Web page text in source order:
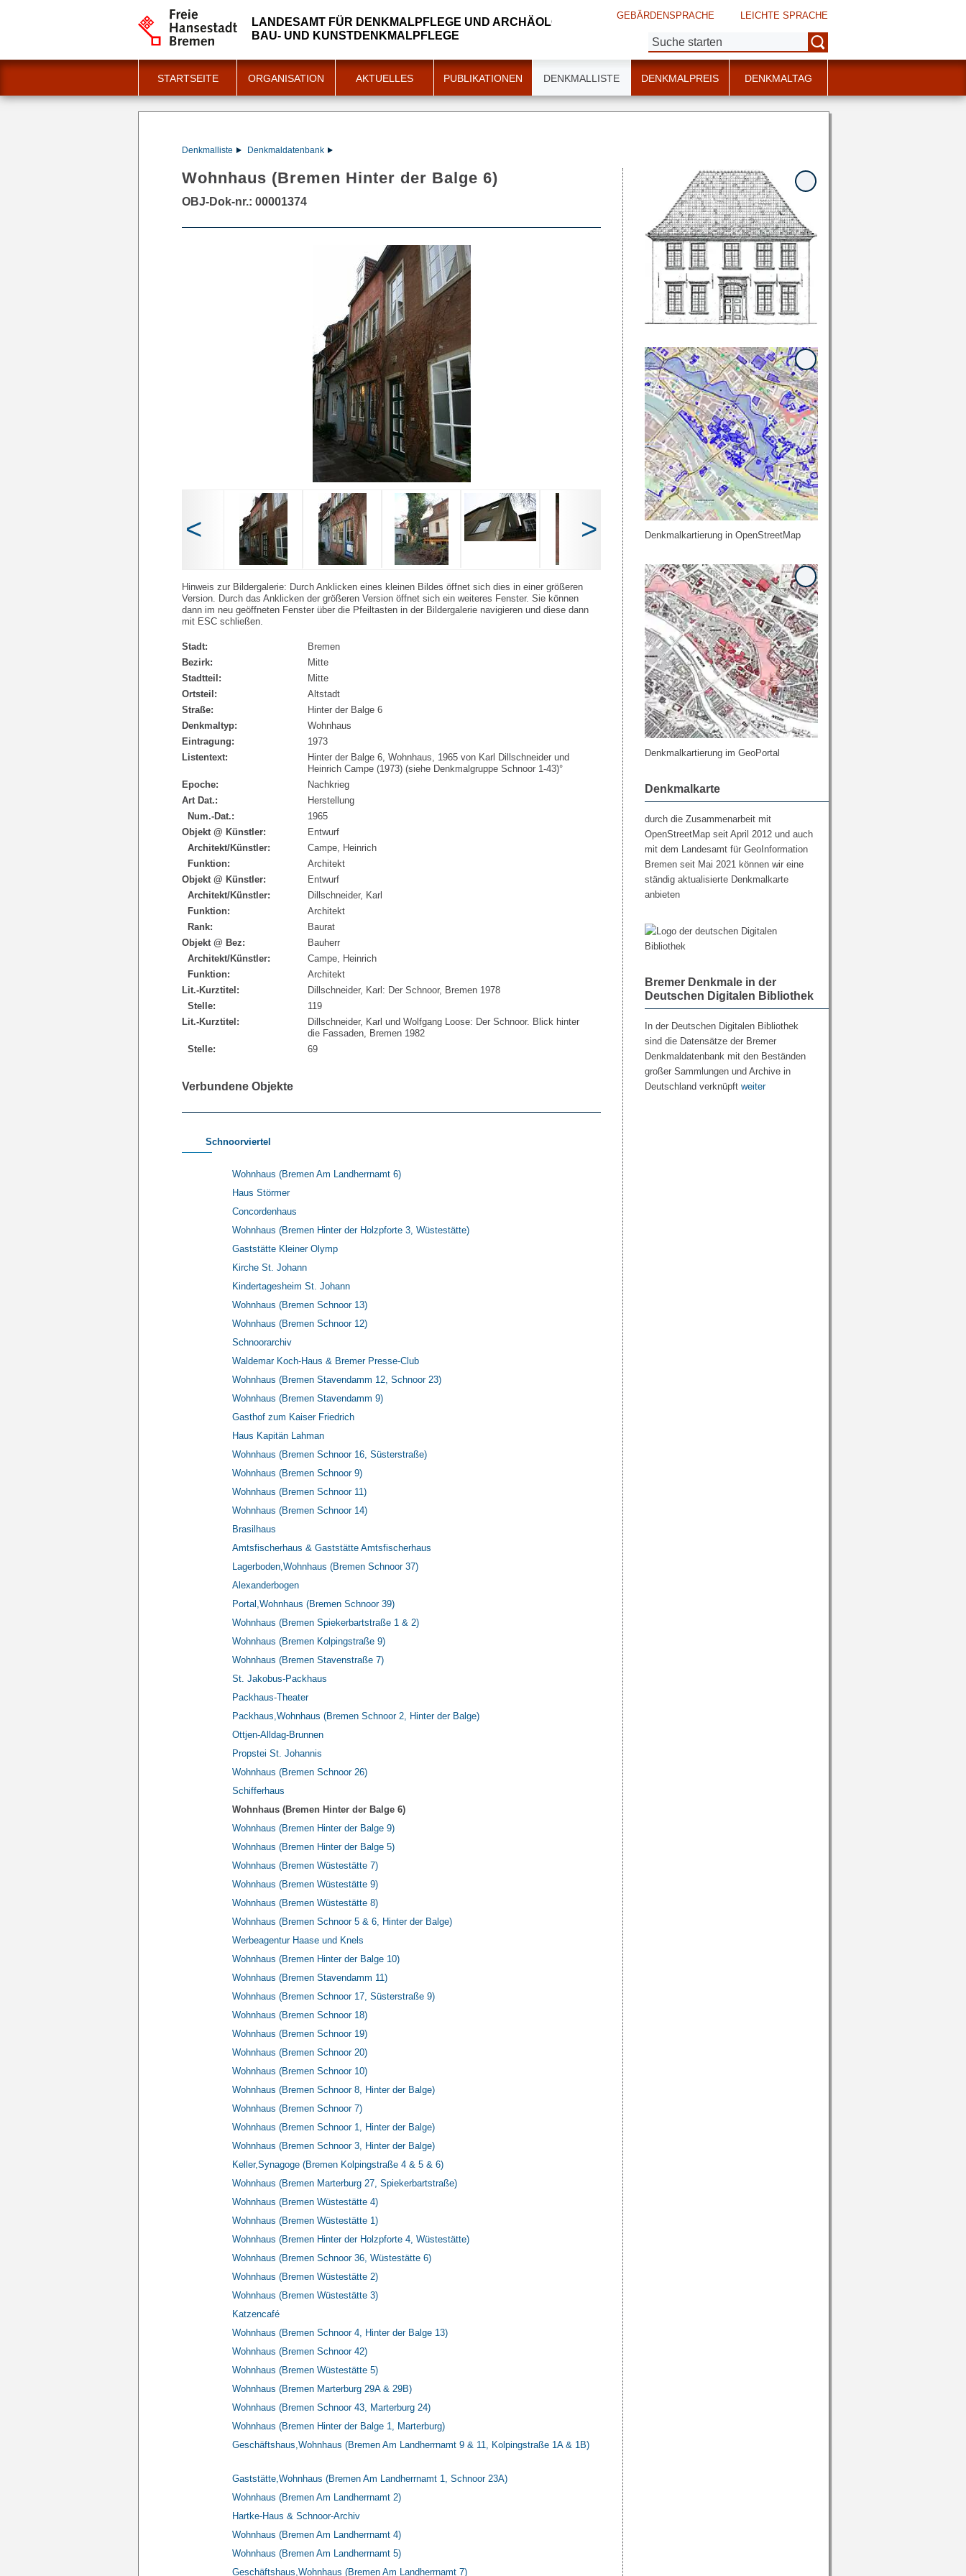
LANDESAMT FÜR DENKMALPFLEGE UND ARCHÄOLOGIE
BAU- UND KUNSTDENKMALPFLEGE
GEBÄRDENSPRACHE LEICHTE SPRACHE
Suche:
STARTSEITE ORGANISATION AKTUELLES PUBLIKATIONEN DENKMALLISTE DENKMALPREIS DENKMALTAG
Denkmalliste Denkmaldatenbank
Wohnhaus (Bremen Hinter der Balge 6)
OBJ-Dok-nr.: 00001374
< >
Hinweis zur Bildergalerie: Durch Anklicken eines kleinen Bildes öffnet sich dies in einer größeren
Version. Durch das Anklicken der größeren Version öffnet sich ein weiteres Fenster. Sie können
dann im neu geöffneten Fenster über die Pfeiltasten in der Bildergalerie navigieren und diese dann
mit ESC schließen.
Stadt:
Bremen
Bezirk:
Mitte
Stadtteil:
Mitte
Ortsteil:
Altstadt
Straße:
Hinter der Balge 6
Denkmaltyp:
Wohnhaus
Eintragung:
1973
Listentext:
Hinter der Balge 6, Wohnhaus, 1965 von Karl Dillschneider und
Heinrich Campe (1973) (siehe Denkmalgruppe Schnoor 1-43)°
Epoche:
Nachkrieg
Art Dat.:
Herstellung
Num.-Dat.:
1965
Objekt @ Künstler:
Entwurf
Architekt/Künstler:
Campe, Heinrich
Funktion:
Architekt
Objekt @ Künstler:
Entwurf
Architekt/Künstler:
Dillschneider, Karl
Funktion:
Architekt
Rank:
Baurat
Objekt @ Bez:
Bauherr
Architekt/Künstler:
Campe, Heinrich
Funktion:
Architekt
Lit.-Kurztitel:
Dillschneider, Karl: Der Schnoor, Bremen 1978
Stelle:
119
Lit.-Kurztitel:
Dillschneider, Karl und Wolfgang Loose: Der Schnoor. Blick hinter
die Fassaden, Bremen 1982
Stelle:
69
Verbundene Objekte
Schnoorviertel
Wohnhaus (Bremen Am Landherrnamt 6)
Haus Störmer
Concordenhaus
Wohnhaus (Bremen Hinter der Holzpforte 3, Wüstestätte)
Gaststätte Kleiner Olymp
Kirche St. Johann
Kindertagesheim St. Johann
Wohnhaus (Bremen Schnoor 13)
Wohnhaus (Bremen Schnoor 12)
Schnoorarchiv
Waldemar Koch-Haus & Bremer Presse-Club
Wohnhaus (Bremen Stavendamm 12, Schnoor 23)
Wohnhaus (Bremen Stavendamm 9)
Gasthof zum Kaiser Friedrich
Haus Kapitän Lahman
Wohnhaus (Bremen Schnoor 16, Süsterstraße)
Wohnhaus (Bremen Schnoor 9)
Wohnhaus (Bremen Schnoor 11)
Wohnhaus (Bremen Schnoor 14)
Brasilhaus
Amtsfischerhaus & Gaststätte Amtsfischerhaus
Lagerboden,Wohnhaus (Bremen Schnoor 37)
Alexanderbogen
Portal,Wohnhaus (Bremen Schnoor 39)
Wohnhaus (Bremen Spiekerbartstraße 1 & 2)
Wohnhaus (Bremen Kolpingstraße 9)
Wohnhaus (Bremen Stavenstraße 7)
St. Jakobus-Packhaus
Packhaus-Theater
Packhaus,Wohnhaus (Bremen Schnoor 2, Hinter der Balge)
Ottjen-Alldag-Brunnen
Propstei St. Johannis
Wohnhaus (Bremen Schnoor 26)
Schifferhaus
Wohnhaus (Bremen Hinter der Balge 6)
Wohnhaus (Bremen Hinter der Balge 9)
Wohnhaus (Bremen Hinter der Balge 5)
Wohnhaus (Bremen Wüstestätte 7)
Wohnhaus (Bremen Wüstestätte 9)
Wohnhaus (Bremen Wüstestätte 8)
Wohnhaus (Bremen Schnoor 5 & 6, Hinter der Balge)
Werbeagentur Haase und Knels
Wohnhaus (Bremen Hinter der Balge 10)
Wohnhaus (Bremen Stavendamm 11)
Wohnhaus (Bremen Schnoor 17, Süsterstraße 9)
Wohnhaus (Bremen Schnoor 18)
Wohnhaus (Bremen Schnoor 19)
Wohnhaus (Bremen Schnoor 20)
Wohnhaus (Bremen Schnoor 10)
Wohnhaus (Bremen Schnoor 8, Hinter der Balge)
Wohnhaus (Bremen Schnoor 7)
Wohnhaus (Bremen Schnoor 1, Hinter der Balge)
Wohnhaus (Bremen Schnoor 3, Hinter der Balge)
Keller,Synagoge (Bremen Kolpingstraße 4 & 5 & 6)
Wohnhaus (Bremen Marterburg 27, Spiekerbartstraße)
Wohnhaus (Bremen Wüstestätte 4)
Wohnhaus (Bremen Wüstestätte 1)
Wohnhaus (Bremen Hinter der Holzpforte 4, Wüstestätte)
Wohnhaus (Bremen Schnoor 36, Wüstestätte 6)
Wohnhaus (Bremen Wüstestätte 2)
Wohnhaus (Bremen Wüstestätte 3)
Katzencafé
Wohnhaus (Bremen Schnoor 4, Hinter der Balge 13)
Wohnhaus (Bremen Schnoor 42)
Wohnhaus (Bremen Wüstestätte 5)
Wohnhaus (Bremen Marterburg 29A & 29B)
Wohnhaus (Bremen Schnoor 43, Marterburg 24)
Wohnhaus (Bremen Hinter der Balge 1, Marterburg)
Geschäftshaus,Wohnhaus (Bremen Am Landherrnamt 9 & 11, Kolpingstraße 1A & 1B)
Gaststätte,Wohnhaus (Bremen Am Landherrnamt 1, Schnoor 23A)
Wohnhaus (Bremen Am Landherrnamt 2)
Hartke-Haus & Schnoor-Archiv
Wohnhaus (Bremen Am Landherrnamt 4)
Wohnhaus (Bremen Am Landherrnamt 5)
Geschäftshaus,Wohnhaus (Bremen Am Landherrnamt 7)
Denkmalkartierung in OpenStreetMap
Denkmalkartierung im GeoPortal
Denkmalkarte
durch die Zusammenarbeit mit
OpenStreetMap seit April 2012 und auch
mit dem Landesamt für GeoInformation
Bremen seit Mai 2021 können wir eine
ständig aktualisierte Denkmalkarte
anbieten
Bremer Denkmale in der
Deutschen Digitalen Bibliothek
In der Deutschen Digitalen Bibliothek
sind die Datensätze der Bremer
Denkmaldatenbank mit den Beständen
großer Sammlungen und Archive in
Deutschland verknüpft weiter